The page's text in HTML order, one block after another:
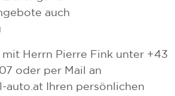
auch
Herrn Pierre Fink unter +43
oder per Mail an
auto.at Ihren persönlichen